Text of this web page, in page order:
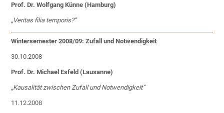
Prof. Dr. Wolfgang Künne (Hamburg)
„Veritas filia temporis?”
Wintersemester 2008/09: Zufall und Notwendigkeit
30.10.2008
Prof. Dr. Michael Esfeld (Lausanne)
„Kausalität zwischen Zufall und Notwendigkeit”
11.12.2008